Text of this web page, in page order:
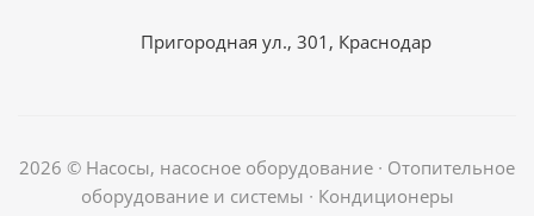
Пригородная ул., 301, Краснодар
2026 © Насосы, насосное оборудование ∙ Отопительное
оборудование и системы ∙ Кондиционеры